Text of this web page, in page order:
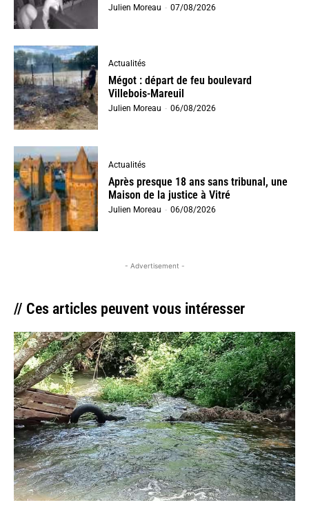
Julien Moreau - 07/08/2026
Actualités
Mégot : départ de feu boulevard
Villebois-Mareuil
Julien Moreau - 06/08/2026
Actualités
Après presque 18 ans sans tribunal, une
Maison de la justice à Vitré
Julien Moreau - 06/08/2026
- Advertisement -
// Ces articles peuvent vous intéresser